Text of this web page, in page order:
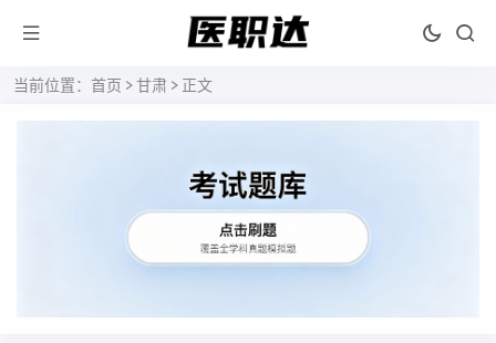
当前位置： 首页 >甘肃 > 正文